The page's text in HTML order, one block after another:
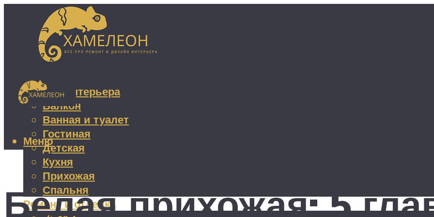
Дизайн интерьера
Балкон
Ванная и туалет
Гостиная
Детская
Кухня
Прихожая
Спальня
Ремонт и отделка
Меню
Белая прихожая: 5